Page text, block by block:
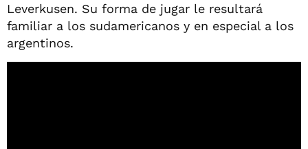
Leverkusen. Su forma de jugar le resultará
familiar a los sudamericanos y en especial a los
argentinos.